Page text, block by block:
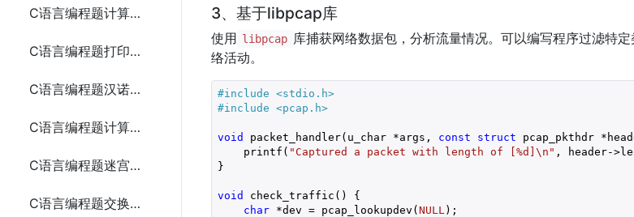
C语言编程题计算两个数的和、差、积、商
C语言编程题打印九九乘法表
C语言编程题汉诺塔问题
C语言编程题计算逆波兰表达式
C语言编程题迷宫求解
C语言编程题交换两个变量的值
3、基于libpcap库
使用 libpcap 库捕获网络数据包，分析流量情况。可以编写程序过滤特
络活动。
#include <stdio.h>
#include <pcap.h>
void packet_handler(u_char *args, const struct pcap_pkthdr
    printf(
"Captured a packet with length of [%d]\n" , header-
}
void check_traffic() {
char *dev = pcap_lookupdev(NULL );